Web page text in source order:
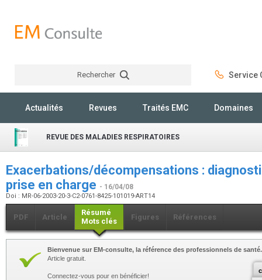
Rechercher Service
Actualités Revues Traités EMC Domaines
REVUE DES MALADIES RESPIRATOIRES
Exacerbations/décompensations :
prise en charge - 16/04/08
Doi : MR-06-2003-20-3-C2-0761-8425-101019-ART14
PDF Article
Résumé
Mots clés
Figures Références
Bienvenue sur EM-consulte, la référence des professionnels de santé.
Article gratuit.
Connectez-vous pour en bénéficier!